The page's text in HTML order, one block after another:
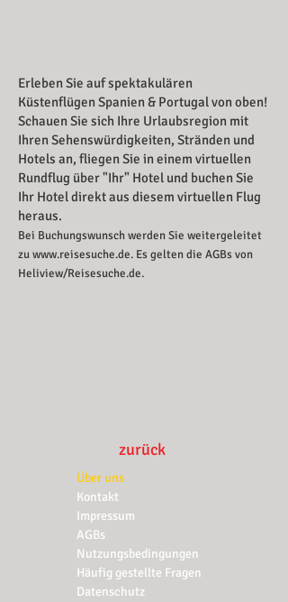
Erleben Sie auf spektakulären
Küstenflügen Spanien & Portugal von oben!
Schauen Sie sich Ihre Urlaubsregion mit
Ihren Sehenswürdigkeiten, Stränden und
Hotels an, fliegen Sie in einem virtuellen
Rundflug über "Ihr" Hotel und buchen Sie
Ihr Hotel direkt aus diesem virtuellen Flug
heraus.
Bei Buchungswunsch werden Sie weitergeleitet
zuwww.reisesuche.de. Es gelten die AGBs von
Heliview/Reisesuche.de.
zurück
Über uns
Kontakt
Impressum
AGBs
Nutzungsbedingungen
Häufig gestellte Fragen
Datenschutz